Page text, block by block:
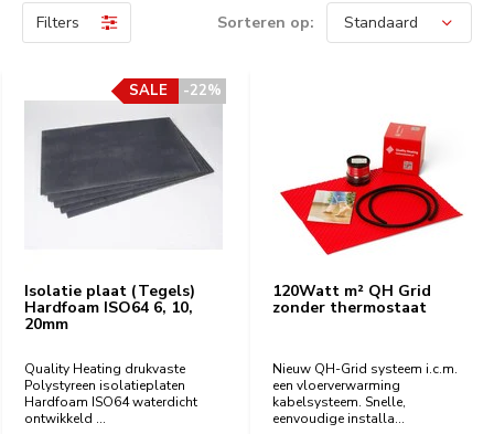
Filters Sorteren op:
Isolatie plaat (Tegels)
Hardfoam ISO64 6, 10,
20mm
-22%
SALE
Quality Heating drukvaste
Polystyreen isolatieplaten
Hardfoam ISO64 waterdicht
ontwikkeld ...
120Watt m² QH Grid
zonder thermostaat
Nieuw QH-Grid systeem i.c.m.
een vloerverwarming
kabelsysteem. Snelle,
eenvoudige installa...